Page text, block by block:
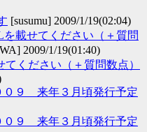
[susumu] 2009/1/19(02:04)
載せてください（＋質問
2009/1/19(01:40)
ください（＋質問数点）
０９ 来年３月頃発行予定
０９ 来年３月頃発行予定